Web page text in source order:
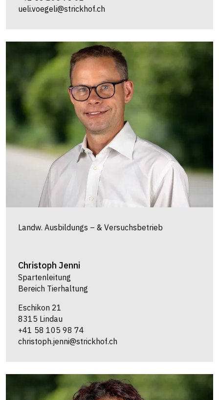
ueli.voegeli@strickhof.ch
Landw. Ausbildungs – & Versuchsbetrieb
Christoph Jenni
Spartenleitung
Bereich Tierhaltung
Eschikon 21
8315 Lindau
+41 58 105 98 74
christoph.jenni@strickhof.ch